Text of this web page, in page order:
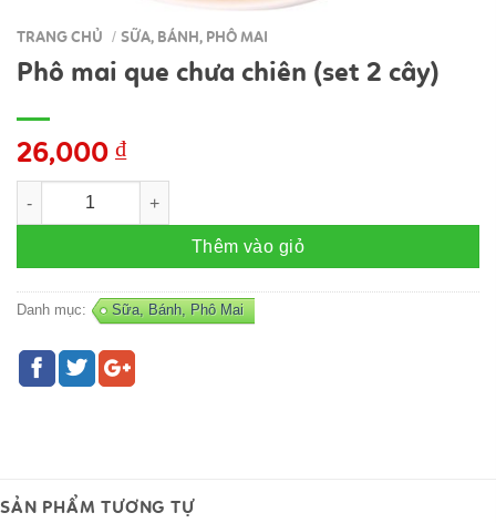
TRANG CHỦ / SỮA, BÁNH, PHÔ MAI
Phô mai que chưa chiên (set 2 cây)
26,000 ₫
Phô mai que chưa chiên (set 2 cây) số lượng
Thêm vào giỏ
Danh mục: Sữa, Bánh, Phô Mai
SẢN PHẨM TƯƠNG TỰ